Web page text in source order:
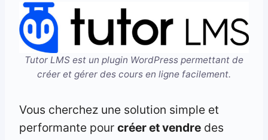
Tutor LMS est un plugin WordPress permettant de
créer et gérer des cours en ligne facilement.
Vous cherchez une solution simple et
performante pour créer et vendre des